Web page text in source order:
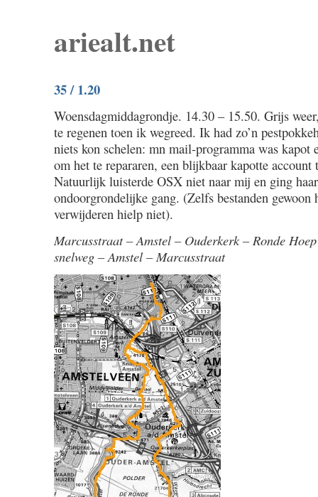
ariealt.net
35 / 1.20
Woensdagmiddagrondje. 14.30 – 15.50. Grijs
te regenen toen ik wegreed. Ik had zo’n
niets kon schelen: mn mail-programma was kapot
om het te repararen, een blijkbaar kapotte account
Natuurlijk luisterde OSX niet naar mij en ging
ondoorgrondelijke gang. (Zelfs bestanden
verwijderen hielp niet).
Marcusstraat – Amstel – Ouderkerk – Ronde
snelweg – Amstel – Marcusstraat